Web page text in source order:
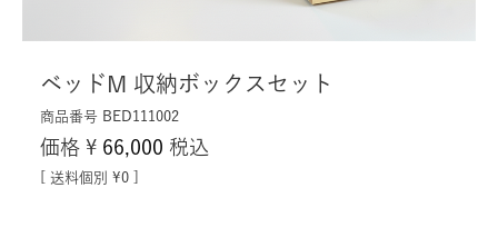
ベッドM 収納ボックスセット
商品番号 BED111002
価格 ¥ 66,000 税込
送料個別 ¥0